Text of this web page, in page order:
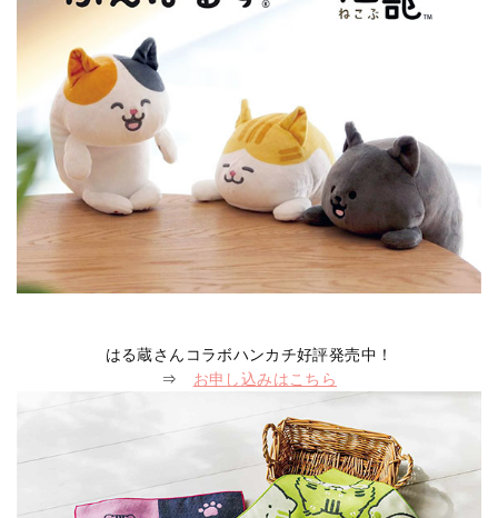
はる蔵さんコラボハンカチ好評発売中！
⇒ お申し込みはこちら